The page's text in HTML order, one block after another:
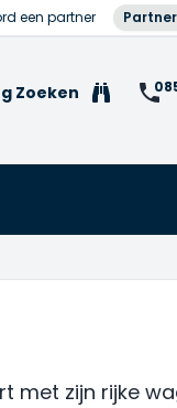
een partner
Zoeken
met zijn rijke